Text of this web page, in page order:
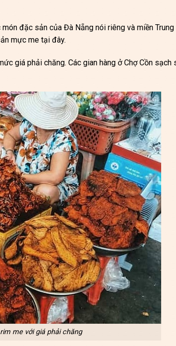
đặc sản của Đà Nẵng nói riêng và miền Trung
mực me tại đây.
giá phải chăng. Các gian hàng ở Chợ Cồn sạch
me với giá phải chăng